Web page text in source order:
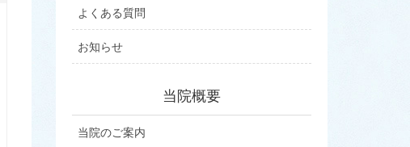
よくある質問
お知らせ
当院概要
当院のご案内